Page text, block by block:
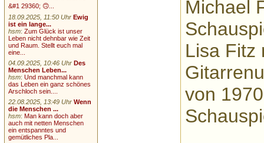
Michael
Lisa Fitz
von
&#1 29360; 🙃...
18.09.2025, 11:50 Uhr Ewig
ist ein lange...
hsm:Zum Glück ist unser
Leben nicht dehnbar wie Zeit
und Raum. Stellt euch mal
eine...
04.09.2025, 10:46 Uhr Des
Menschen Leben...
hsm:Und manchmal kann
das Leben ein ganz schönes
Arschloch sein....
22.08.2025, 13:49 Uhr Wenn
die Menschen ...
hsm:Man kann doch aber
auch mit netten Menschen
ein entspanntes und
gemütliches Pla...